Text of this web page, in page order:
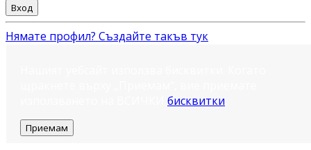
Вход
Нямате профил? Създайте такъв тук
бисквитки
Приемам